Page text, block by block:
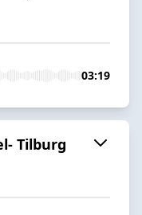
03:19
Tilburg